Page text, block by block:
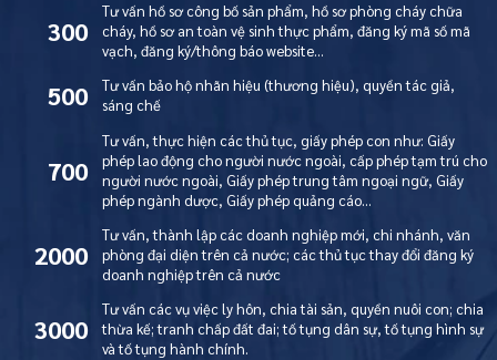
300
Tư vấn hồ sơ công bố sản phẩm, hồ sơ phòng cháy chữa
cháy, hồ sơ an toàn vệ sinh thực phẩm, đăng ký mã số mã
vạch, đăng ký/thông báo website…
500
Tư vấn bảo hộ nhãn hiệu (thương hiệu), quyền tác giả,
sáng chế
700
Tư vấn, thực hiện các thủ tục, giấy phép con như: Giấy
phép lao động cho người nước ngoài, cấp phép tạm trú cho
người nước ngoài, Giấy phép trung tâm ngoại ngữ, Giấy
phép ngành dược, Giấy phép quảng cáo…
2000
Tư vấn, thành lập các doanh nghiệp mới, chi nhánh, văn
phòng đại diện trên cả nước; các thủ tục thay đổi đăng ký
doanh nghiệp trên cả nước
3000
Tư vấn các vụ việc ly hôn, chia tài sản, quyền nuôi con; chia
thừa kế; tranh chấp đất đai; tố tụng dân sự, tố tụng hình sự
và tố tụng hành chính.